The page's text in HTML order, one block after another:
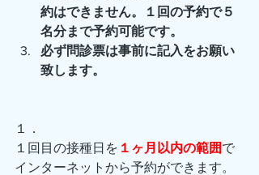
約はできません。１回の予約で５
名分まで予約可能です。
必ず問診票は事前に記入をお願い
致します。
１．
１回目の接種日を １ヶ月以内の範囲で
インターネットから予約ができます。